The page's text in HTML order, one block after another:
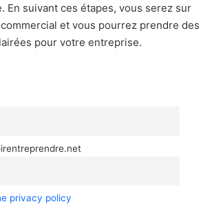
En suivant ces étapes, vous serez sur
et vous pourrez prendre des
pour votre entreprise.
privacy policy